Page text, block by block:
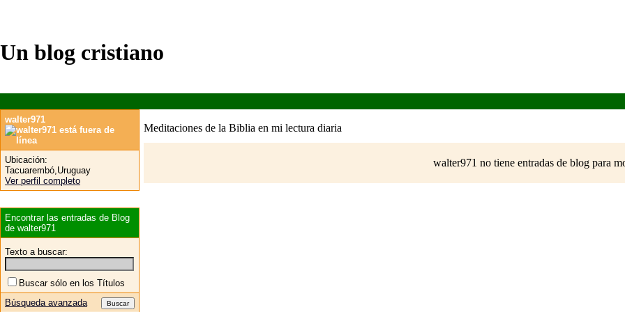
Un blog cristiano
Meditaciones de la Biblia en mi lectura diaria
walter971 no tiene entradas de blog para
walter971
Ubicación:
Tacuarembó,Uruguay
Ver perfil completo
Encontrar las entradas de Blog
de walter971
Texto a buscar:
Buscar sólo en los Títulos
Búsqueda avanzada